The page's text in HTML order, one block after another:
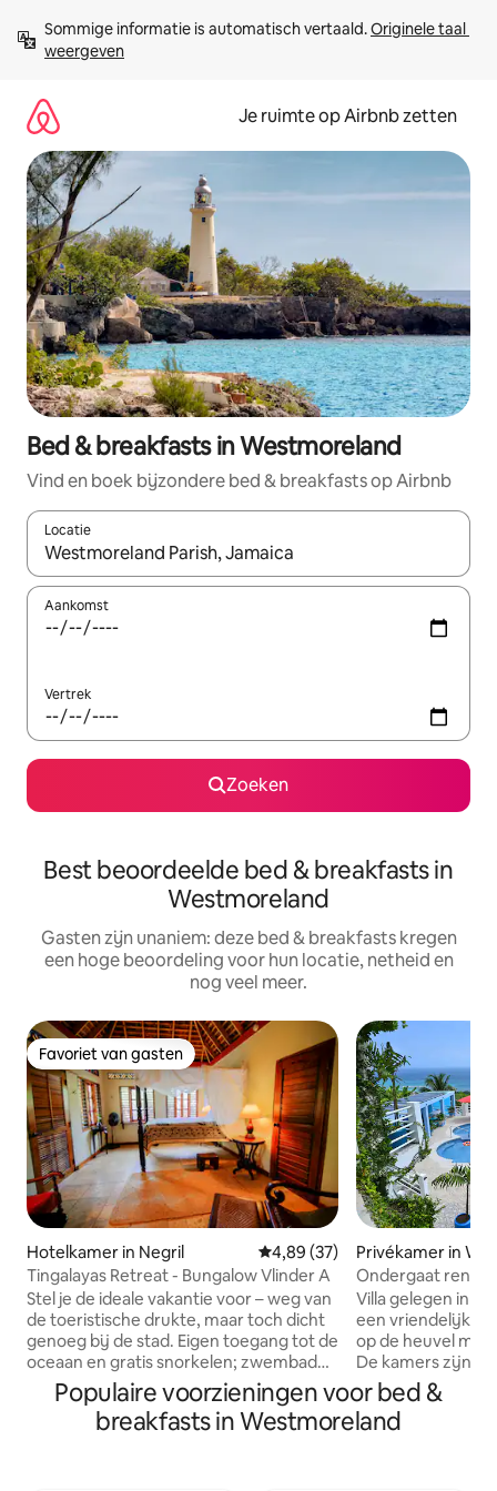
direct
naar
Sommige informatie is automatisch vertaald. Originele taal
weergeven
Je ruimte op Airbnb zetten
Bed & breakfasts in Westmoreland
Vind en boek bijzondere bed & breakfasts op Airbnb
Locatie
Wanneer er suggesties beschikbaar zijn, maak je een keuze
Aankomst
Vertrek
Zoeken
Best beoordeelde bed & breakfasts in
Westmoreland
Gasten zijn unaniem: deze bed & breakfasts kregen
een hoge beoordeling voor hun locatie, netheid en
nog veel meer.
Favoriet van gasten
Favoriet van gasten
Hotelkamer in Negril Gemiddelde beoordeling van
4,89 (37)
Tingalayas Retreat - Bungalow Vlinder A
Stel je de ideale vakantie voor – weg van
de toeristische drukte, maar toch dicht
genoeg bij de stad. Eigen toegang tot de
oceaan en gratis snorkelen; zwembad
met oceaanwater; schoonmaak om de
dag; dagelijks gratis warm ontbijt;
hangmatten die je naar believen kunt
Privékamer in
Ondergaat
orkaan.
Villa gelegen in
een vriendelijke
op de heuvel met
De kamers zijn
goed verlicht,
ongelooflijke
zonsondergang.
Populaire voorzieningen voor bed &
breakfasts in Westmoreland